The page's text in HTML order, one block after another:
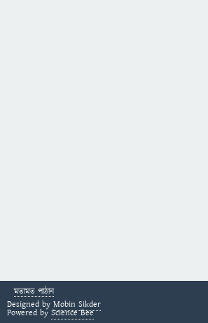
মতামত পাঠান
Designed by Mobin Sikder
Powered by Science Bee